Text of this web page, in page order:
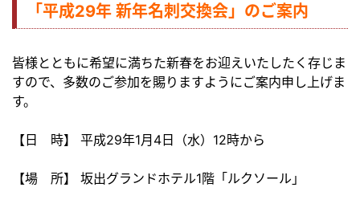
「平成29年 新年名刺交換会」のご案内
皆様とともに希望に満ちた新春をお迎えいたしたく存じま
すので、多数のご参加を賜りますようにご案内申し上げま
す。
【日 時】 平成29年1月4日（水）12時から
【場 所】 坂出グランドホテル1階「ルクソール」